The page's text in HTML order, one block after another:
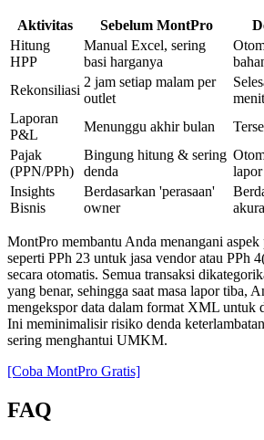
Aktivitas Sebelum MontPro
Hitung
HPP
Manual Excel, sering
basi harganya
Rekonsiliasi
2 jam setiap malam per
outlet
Laporan
P&L
Menunggu akhir bulan
Pajak
(PPN/PPh)
Bingung hitung & sering
denda
lapor
Insights
Bisnis
Berdasarkan 'perasaan'
owner
MontPro membantu Anda menangani aspek
seperti PPh 23 untuk jasa vendor atau PPh
secara otomatis. Semua transaksi
yang benar, sehingga saat masa lapor tiba,
mengekspor data dalam format XML untuk
Ini meminimalisir risiko denda
sering menghantui UMKM.
[Coba MontPro Gratis]
FAQ